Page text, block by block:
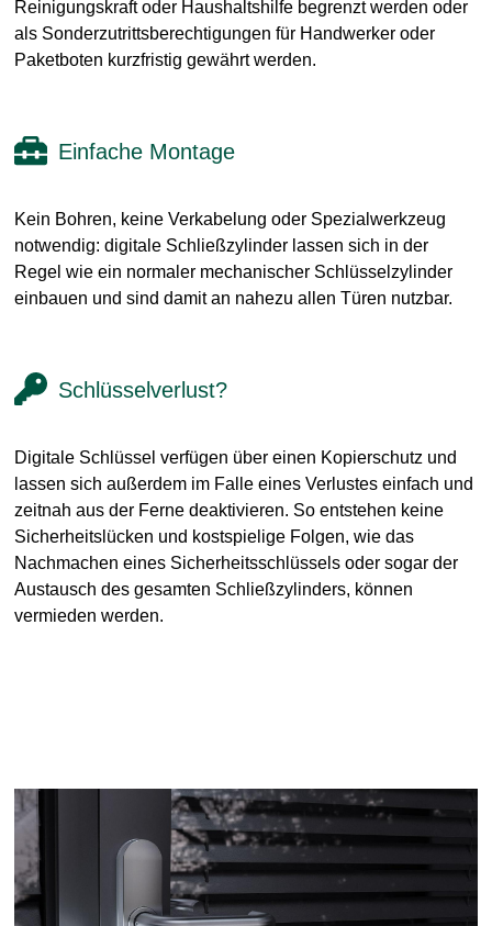
Reinigungskraft oder Haushaltshilfe begrenzt werden oder
als Sonderzutrittsberechtigungen für Handwerker oder
Paketboten kurzfristig gewährt werden.
Einfache Montage
Kein Bohren, keine Verkabelung oder Spezialwerkzeug
notwendig: digitale Schließzylinder lassen sich in der
Regel wie ein normaler mechanischer Schlüsselzylinder
einbauen und sind damit an nahezu allen Türen nutzbar.
Schlüsselverlust?
Digitale Schlüssel verfügen über einen Kopierschutz und
lassen sich außerdem im Falle eines Verlustes einfach und
zeitnah aus der Ferne deaktivieren. So entstehen keine
Sicherheitslücken und kostspielige Folgen, wie das
Nachmachen eines Sicherheitsschlüssels oder sogar der
Austausch des gesamten Schließzylinders, können
vermieden werden.